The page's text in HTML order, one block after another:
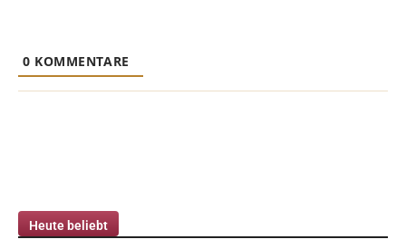
0 KOMMENTARE
Heute beliebt